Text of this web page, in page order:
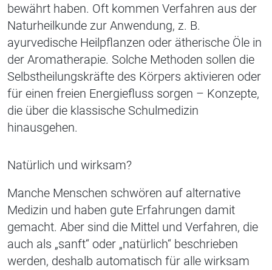
bewährt haben. Oft kommen Verfahren aus der
Naturheilkunde zur Anwendung, z. B.
ayurvedische Heilpflanzen oder ätherische Öle in
der Aromatherapie. Solche Methoden sollen die
Selbstheilungskräfte des Körpers aktivieren oder
für einen freien Energiefluss sorgen – Konzepte,
die über die klassische Schulmedizin
hinausgehen.
Natürlich und wirksam?
Manche Menschen schwören auf alternative
Medizin und haben gute Erfahrungen damit
gemacht. Aber sind die Mittel und Verfahren, die
auch als „sanft“ oder „natürlich“ beschrieben
werden, deshalb automatisch für alle wirksam